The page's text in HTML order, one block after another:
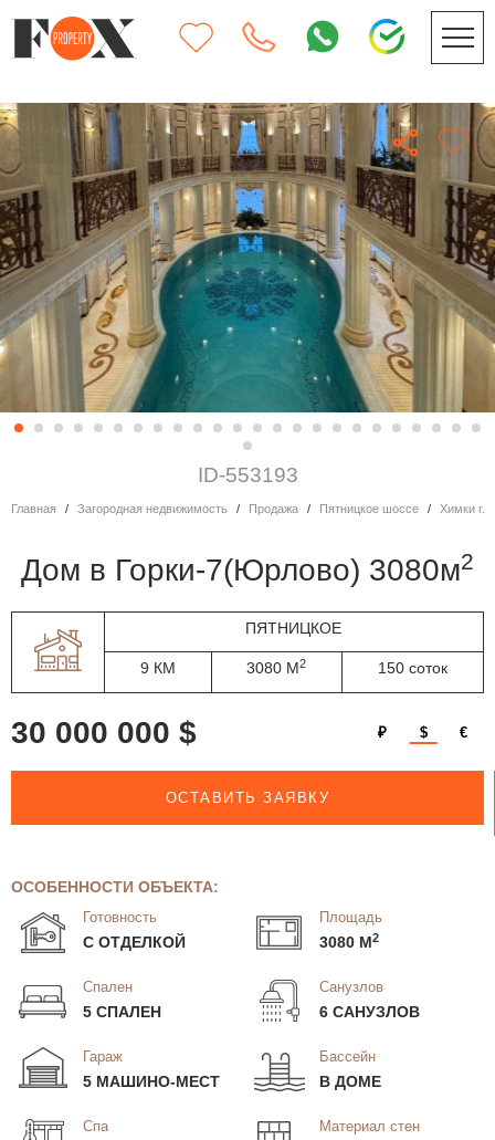
ID-553193
Главная Загородная недвижимость Продажа Пятницкое шоссе Химки г.о.
дом в Горки-7(Юрлово) 3080м2
ПЯТНИЦКОЕ
9 КМ 3080 М2 150 соток
30 000 000 $ ₽ $ €
ОСТАВИТЬ ЗАЯВКУ
ОСОБЕННОСТИ ОБЪЕКТА:
Готовность
С ОТДЕЛКОЙ
Площадь
3080 М2
Спален
5 СПАЛЕН
Санузлов
6 САНУЗЛОВ
Гараж
5 МАШИНО-МЕСТ
Бассейн
В ДОМЕ
Спа Материал стен